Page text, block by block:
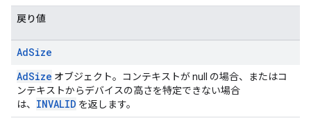
戻り値
AdSize
AdSize オブジェクト。コンテキストが null の場合、またはコ
ンテキストからデバイスの高さを特定できない場合
は、 INVALID を返します。